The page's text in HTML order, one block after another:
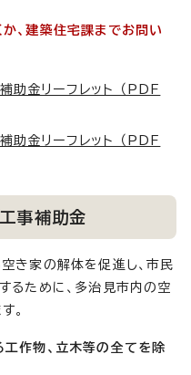
、建築住宅課までお問い
助金リーフレット （PDF
助金リーフレット （PDF
事補助金
き家の解体を促進し、市民
るために、多治見市内の空
。
作物、立木等の全てを除